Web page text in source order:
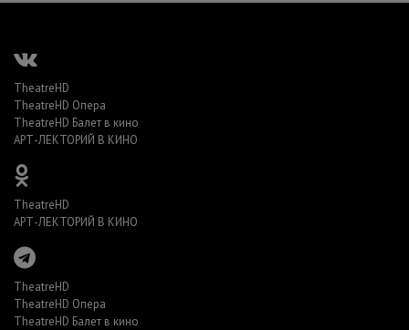
TheatreHD
TheatreHD Опера
TheatreHD Балет в кино
АРТ-ЛЕКТОРИЙ В КИНО
TheatreHD
АРТ-ЛЕКТОРИЙ В КИНО
TheatreHD
TheatreHD Опера
TheatreHD Балет в кино